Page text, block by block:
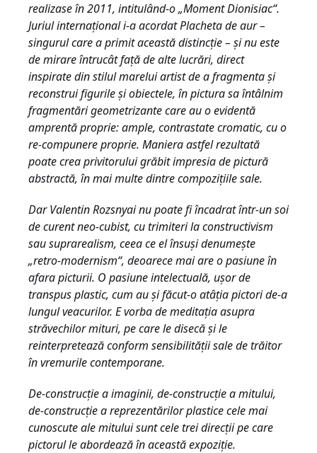
realizase în 2011, intitulând-o „MomentDionisiac“.
Juriul internaţional i-a acordat Placheta de aur –
singurul care a primit această distincţie – şi nu este
de mirare întrucât faţă de alte lucrări, direct
inspirate din stilul marelui artist de a fragmenta şi
reconstrui figurile şi obiectele, în pictura sa întâlnim
fragmentări geometrizante care au o evidentă
amprentă proprie: ample, contrastate cromatic, cu o
re-compunere proprie. Maniera astfel rezultată
poate crea privitorului grăbit impresia de pictură
abstractă, în mai multe dintre compoziţiile sale.
Dar Valentin Rozsnyai nu poate fi încadrat într-un soi
de curent neo-cubist, cu trimiteri la constructivism
sau suprarealism, ceea ce el însuşi denumeşte
„retro-modernism“, deoarece mai are o pasiune în
afara picturii. O pasiune intelectuală, uşor de
transpus plastic, cum au şi făcut-o atâţia pictori de-a
lungul veacurilor. E vorba de meditaţia asupra
străvechilor mituri, pe care le disecă şi le
reinterpretează conform sensibilităţii sale de trăitor
în vremurile contemporane.
De-construcţie a imaginii, de-construcţie a mitului,
de-construcţie a reprezentărilor plastice cele mai
cunoscute ale mitului sunt cele trei direcţii pe care
pictorul le abordează în această expoziție.